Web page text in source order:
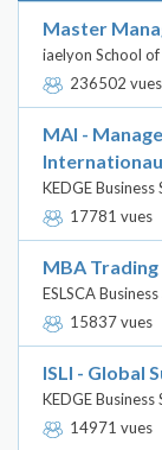
Master
iaelyon School
236502 vues
MAI -
KEDGE Business
17781 vues
MBA Trading
ESLSCA
15837 vues
ISLI - Global
KEDGE Business
14971 vues